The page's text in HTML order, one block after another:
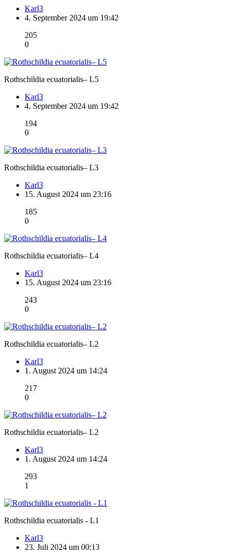
Karl3
4. September 2024 um 19:42
205
0
Rothschildia ecuatorialis– L5
Karl3
4. September 2024 um 19:42
194
0
Rothschildia ecuatorialis– L3
Karl3
15. August 2024 um 23:16
185
0
Rothschildia ecuatorialis– L4
Karl3
15. August 2024 um 23:16
243
0
Rothschildia ecuatorialis– L2
Karl3
1. August 2024 um 14:24
217
0
Rothschildia ecuatorialis– L2
Karl3
1. August 2024 um 14:24
293
1
Rothschildia ecuatorialis - L1
Karl3
23. Juli 2024 um 00:13